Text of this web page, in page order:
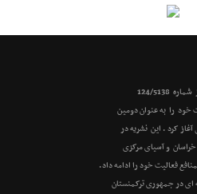
خود را به عنوان دومین
کرد . این نشریه در
و آسیای مرکزی
فعالیت خود را ادامه داد.
ای در جمهوری ترکمنستان